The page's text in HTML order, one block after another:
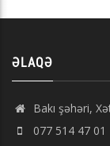
ƏLAQƏ
Bakı şəhəri,
077 514 47 01